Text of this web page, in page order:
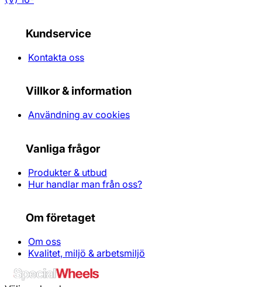
Kundservice
Kontakta oss
Villkor & information
Användning av cookies
Vanliga frågor
Produkter & utbud
Hur handlar man från oss?
Om företaget
Om oss
Kvalitet, miljö & arbetsmiljö